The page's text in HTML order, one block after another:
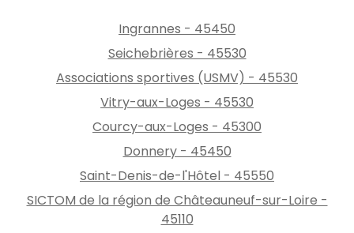
Ingrannes - 45450
Seichebrières - 45530
Associations sportives (USMV) - 45530
Vitry-aux-Loges - 45530
Courcy-aux-Loges - 45300
Donnery - 45450
Saint-Denis-de-l'Hôtel - 45550
SICTOM de la région de Châteauneuf-sur-Loire -
45110